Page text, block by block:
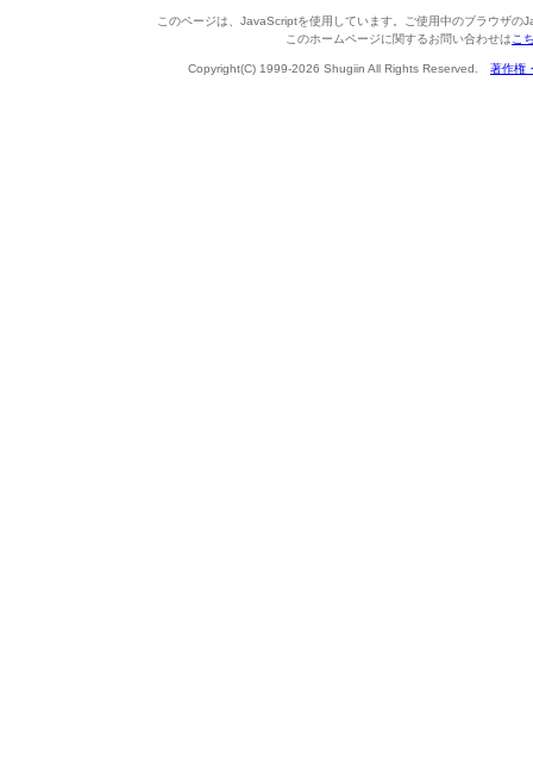
このページは、JavaScriptを使用しています。ご使用中のブラウザの
このホームページに関するお問い合わせは こ
Copyright(C) 1999-2026 Shugiin All Rights Reserved. 著作権